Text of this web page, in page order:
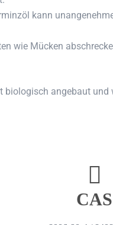
kann
wie Mücken
biologisch angebaut
CAS